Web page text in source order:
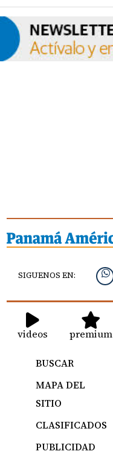
SIGUENOS EN:
videos premium
BUSCAR
MAPA DEL
SITIO
CLASIFICADOS
PUBLICIDAD